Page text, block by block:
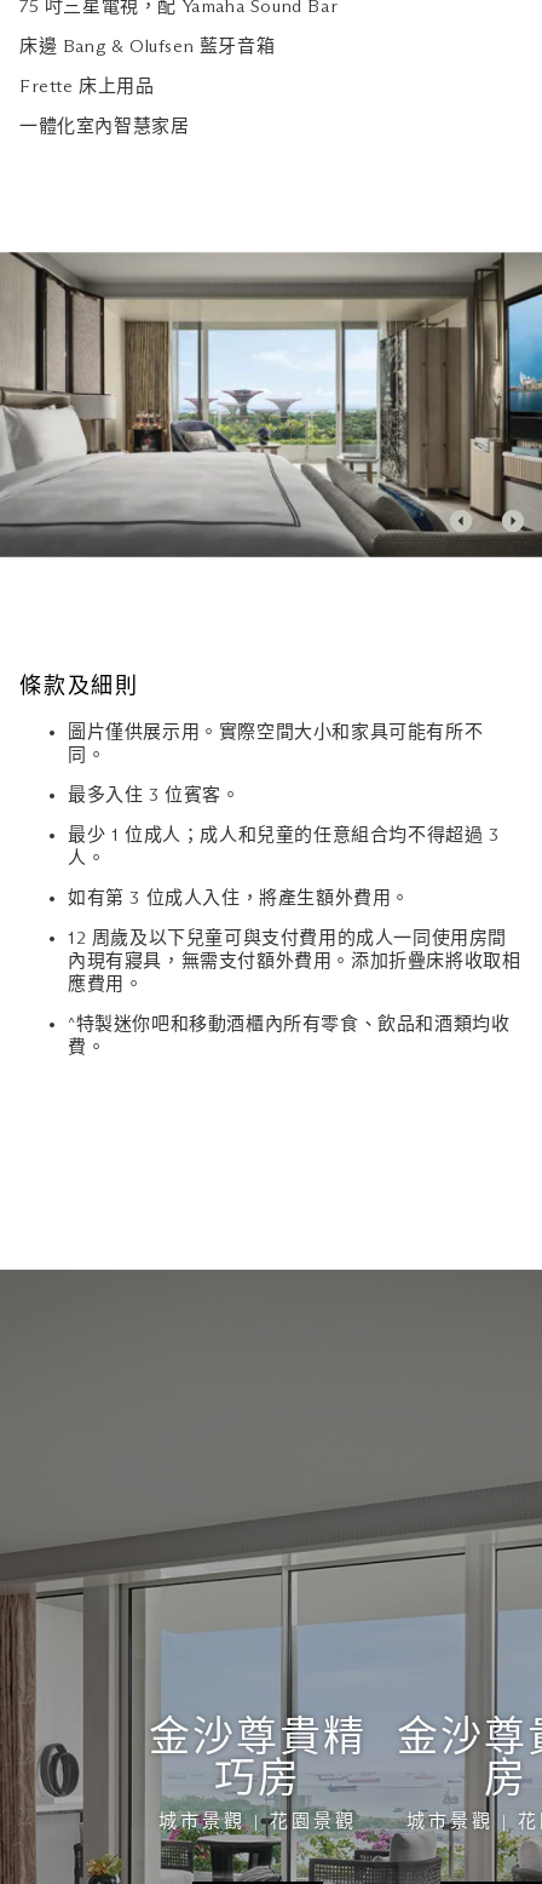
75 吋三星電視，配 Yamaha Sound Bar
床邊 Bang & Olufsen 藍牙音箱
Frette 床上用品
一體化室內智慧家居
條款及細則
圖片僅供展示用。實際空間大小和家具可能有所不
同。
最多入住 3 位賓客。
最少 1 位成人；成人和兒童的任意組合均不得超過 3
人。
如有第 3 位成人入住，將產生額外費用。
12 周歲及以下兒童可與支付費用的成人一同使用房間
內現有寢具，無需支付額外費用。添加折疊床將收取相
應費用。
^特製迷你吧和移動酒櫃內所有零食、飲品和酒類均收
費。
金沙尊貴精
巧房
城市景觀 | 花園景觀
金沙尊
房
城市景觀 |